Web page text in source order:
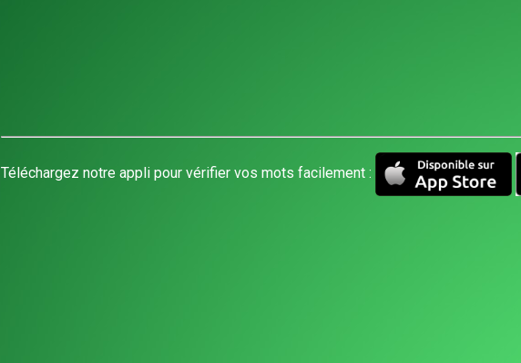
Téléchargez notre appli pour vérifier vos mots facilement :